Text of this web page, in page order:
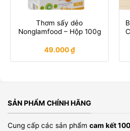
Thơm sấy dẻo
Nonglamfood – Hộp 100g
49.000₫
SẢN PHẨM CHÍNH HÃNG
Cung cấp các sản phẩm cam kết